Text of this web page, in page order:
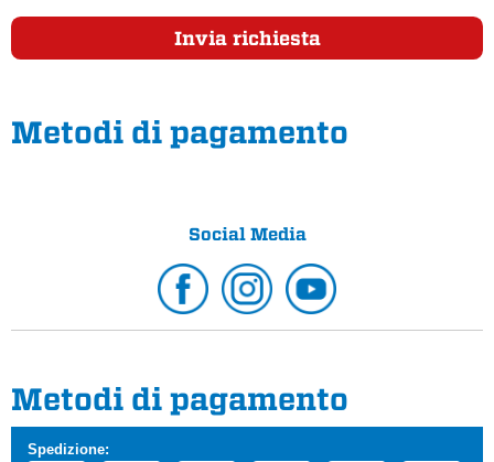
Invia richiesta
Metodi di pagamento
Social Media
Metodi di pagamento
Spedizione: